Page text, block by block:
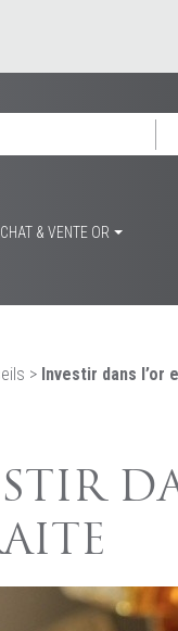
& VENTE OR
> Investir dans